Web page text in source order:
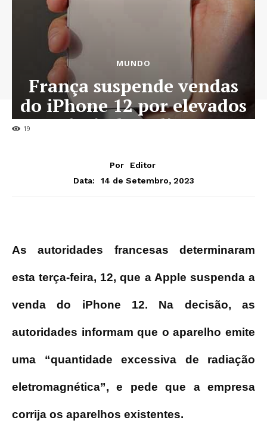
19
MUNDO
França suspende vendas
do iPhone 12 por elevados
níveis de radiação
Por
Editor
Data:
14 de Setembro, 2023
As autoridades francesas determinaram
esta terça-feira, 12, que a Apple suspenda a
venda do iPhone 12. Na decisão, as
autoridades informam que o aparelho emite
uma “quantidade excessiva de radiação
eletromagnética”, e pede que a empresa
corrija os aparelhos existentes.